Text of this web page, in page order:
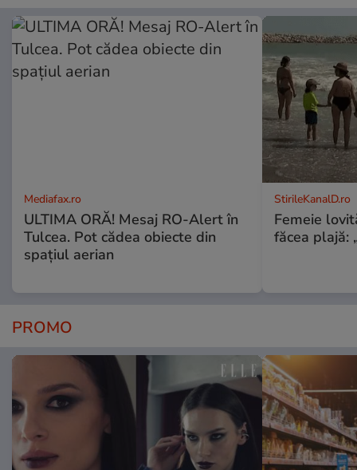
Mediafax.ro
ULTIMA ORĂ! Mesaj RO-Alert în
Tulcea. Pot cădea obiecte din
spațiul aerian
StirileKanalD.ro
Femeie
făcea plajă:
PROMO